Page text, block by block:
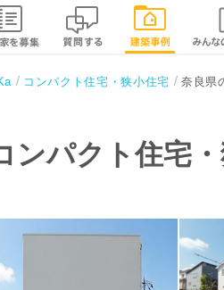
コンパクト住宅・狭小住宅 奈良県
ンパクト住宅